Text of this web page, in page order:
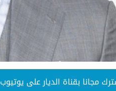
مجانا بقناة الديار على يوتيوب